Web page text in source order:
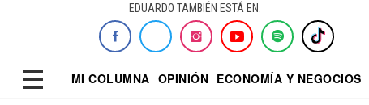
EDUARDO TAMBIÉN ESTÁ EN:
MI COLUMNA OPINIÓN ECONOMÍA Y NEGOCIOS